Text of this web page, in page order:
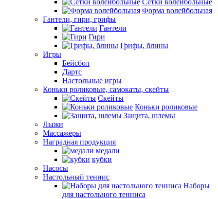
Сетки волейбольные
Форма волейбольная
Гантели, гири, грифы
Гантели
Гири
Грифы, блины
Игры
Бейсбол
Дартс
Настольные игры
Коньки роликовые, самокаты, скейты
Скейты
Коньки роликовые
Защита, шлемы
Лыжи
Массажеры
Наградная продукция
медали
кубки
Насосы
Настольный теннис
Наборы
для настольного тенниса